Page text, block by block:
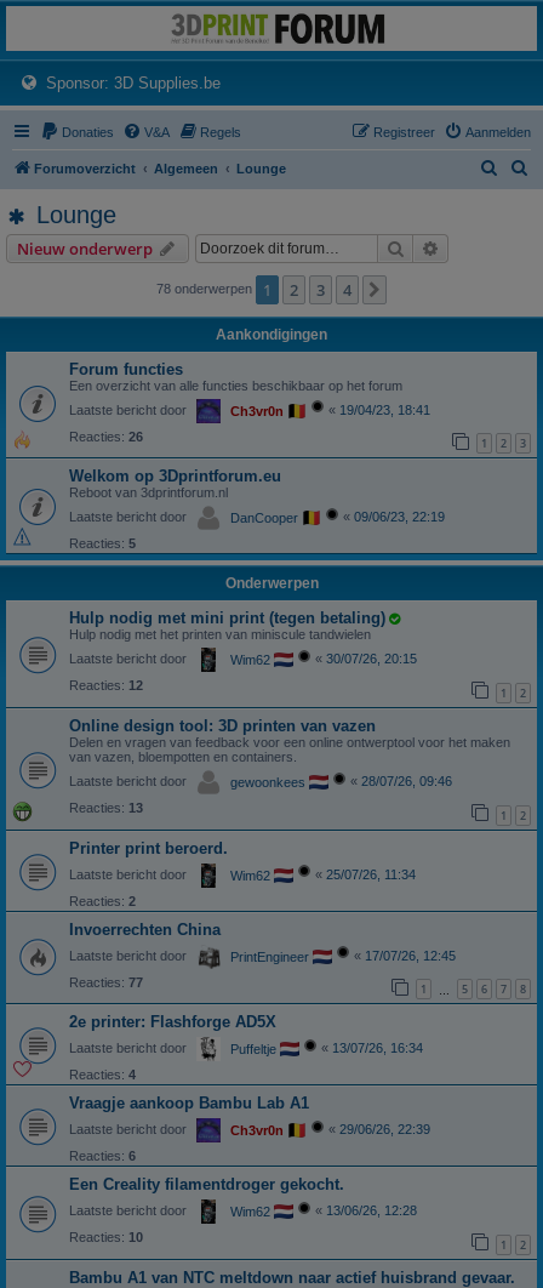
Het 3D print forum van de Benelux na de sluiting van 3dprintforum.nl
Sponsor: 3D Supplies.be(Opens a new tab)
Donaties V&A Regels Aanmelden
Registreer
Forumoverzicht Algemeen Lounge
Lounge
Nieuw onderwerp Zoek
78 onderwerpen 1 2 3 4
Aankondigingen
Forum functies
Een overzicht van alle functies beschikbaar op het forum
Laatste bericht door
Ch3vr0n « 19/04/23, 18:41
Reacties: 26 1 2 3
Welkom op 3Dprintforum.eu
Reboot van 3dprintforum.nl
Laatste bericht door
DanCooper « 09/06/23, 22:19
Reacties: 5
Onderwerpen
Hulp nodig met mini print (tegen betaling)
Hulp nodig met het printen van miniscule tandwielen
Laatste bericht door
Wim62 « 30/07/26, 20:15
Reacties: 12 1 2
Online design tool: 3D printen van vazen
Delen en vragen van feedback voor een online ontwerptool voor het maken
van vazen, bloempotten en containers.
Laatste bericht door
gewoonkees « 28/07/26, 09:46
Reacties: 13 1 2
Printer print beroerd.
Laatste bericht door Wim62 « 25/07/26, 11:34
Reacties: 2
Invoerrechten China
Laatste bericht door PrintEngineer « 17/07/26, 12:45
Reacties: 77 1 5 6 7 8
2e printer: Flashforge AD5X
Laatste bericht door Puffeltje « 13/07/26, 16:34
Reacties: 4
Vraagje aankoop Bambu Lab A1
Laatste bericht door Ch3vr0n « 29/06/26, 22:39
Reacties: 6
Een Creality filamentdroger gekocht.
Laatste bericht door Wim62 « 13/06/26, 12:28
Reacties: 10 1 2
Bambu A1 van NTC meltdown naar actief huisbrand gevaar.